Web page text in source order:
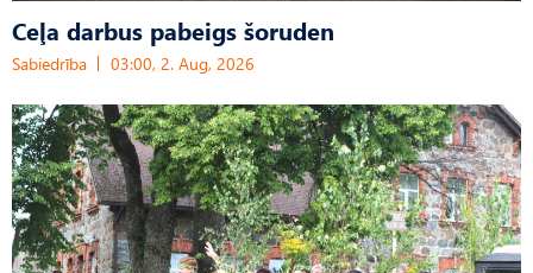
Ceļa darbus pabeigs šoruden
Sabiedrība 03:00, 2. Aug, 2026